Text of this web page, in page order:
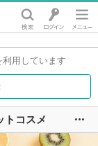
用しています
トコスメ